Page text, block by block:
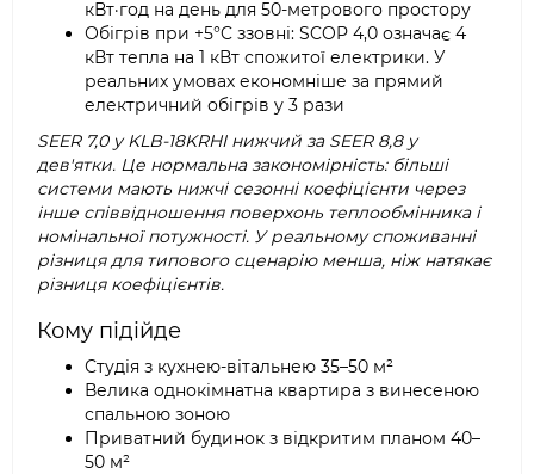
кВт·год на день для 50-метрового простору
Обігрів при +5°C ззовні: SCOP 4,0 означає 4
кВт тепла на 1 кВт спожитої електрики. У
реальних умовах економніше за прямий
електричний обігрів у 3 рази
SEER 7,0 у KLB-18KRHI нижчий за SEER 8,8 у
дев'ятки. Це нормальна закономірність: більші
системи мають нижчі сезонні коефіцієнти через
інше співвідношення поверхонь теплообмінника і
номінальної потужності. У реальному споживанні
різниця для типового сценарію менша, ніж натякає
різниця коефіцієнтів.
Кому підійде
Студія з кухнею-вітальнею 35–50 м²
Велика однокімнатна квартира з винесеною
спальною зоною
Приватний будинок з відкритим планом 40–
50 м²